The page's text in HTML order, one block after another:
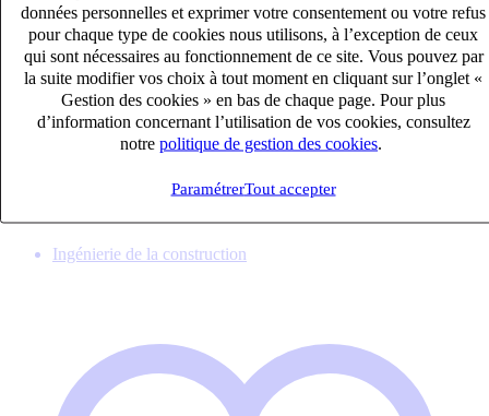
données personnelles et exprimer votre consentement ou votre refus
pour chaque type de cookies nous utilisons, à l’exception de ceux
qui sont nécessaires au fonctionnement de ce site. Vous pouvez par
la suite modifier vos choix à tout moment en cliquant sur l’onglet «
Gestion des cookies » en bas de chaque page. Pour plus
d’information concernant l’utilisation de vos cookies, consultez
notre politique de gestion des cookies
ParamétrerTout accepter
Dessinateur projeteur électricité (H/F)
CDI
SAINT LAURENT DU VAR, Alpes-Maritimes (06700)
Ingénierie de la construction